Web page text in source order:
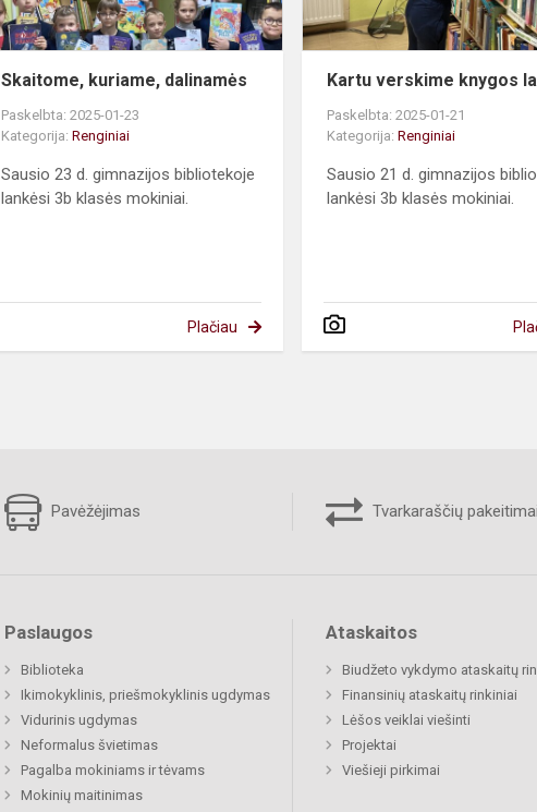
Skaitome, kuriame, dalinamės
Paskelbta: 2025-01-23
Kategorija:Renginiai
Sausio 23 d. gimnazijos bibliotekoje
lankėsi 3b klasės mokiniai.
Plačiau
Kartu verskime knygos
Paskelbta: 2025-01-21
Kategorija:Renginiai
Sausio 21 d. gimnazijos
lankėsi 3b klasės mokiniai.
Pavėžėjimas Tvarkaraščių pakeitimai
Paslaugos
Biblioteka
Ikimokyklinis, priešmokyklinis ugdymas
Vidurinis ugdymas
Neformalus švietimas
Pagalba mokiniams ir tėvams
Mokinių maitinimas
Ataskaitos
Biudžeto vykdymo ataskaitų
Finansinių ataskaitų rinkiniai
Lėšos veiklai viešinti
Projektai
Viešieji pirkimai